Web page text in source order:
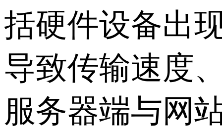
括硬件设备出
导致传输速度
服务器端与网